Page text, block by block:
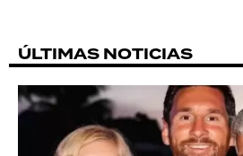
ÚLTIMAS NOTICIAS